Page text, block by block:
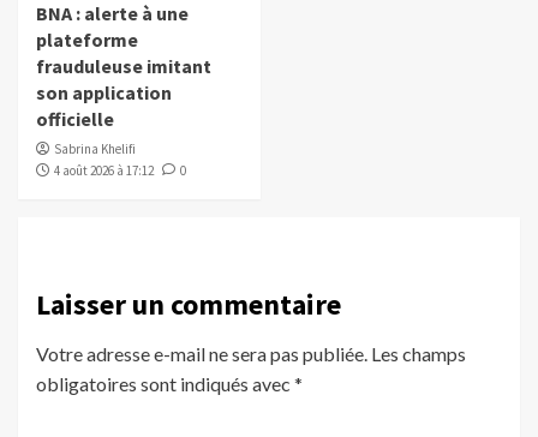
BNA : alerte à une
plateforme
frauduleuse imitant
son application
officielle
Sabrina Khelifi
4 août 2026 à 17:12
0
Laisser un commentaire
Votre adresse e-mail ne sera pas publiée. Les champs
obligatoires sont indiqués avec *